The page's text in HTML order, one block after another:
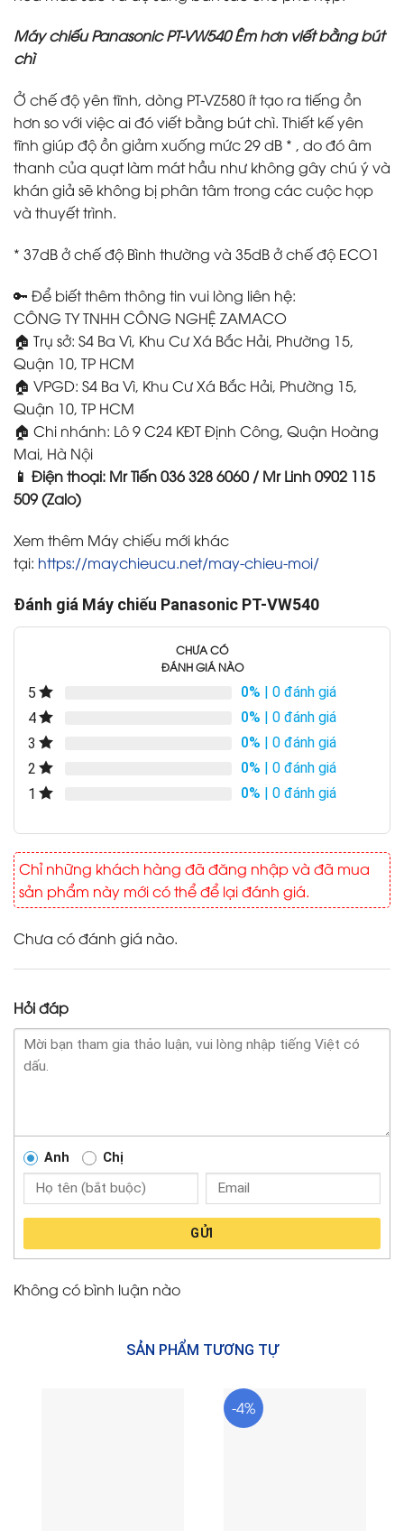
Máy chiếu Panasonic PT-VW540 Êm hơn viết bằng bút
chì
Ở chế độ yên tĩnh, dòng PT-VZ580 ít tạo ra tiếng ồn
hơn so với việc ai đó viết bằng bút chì. Thiết kế yên
tĩnh giúp độ ồn giảm xuống mức 29 dB * , do đó âm
thanh của quạt làm mát hầu như không gây chú ý và
khán giả sẽ không bị phân tâm trong các cuộc họp
và thuyết trình.
* 37dB ở chế độ Bình thường và 35dB ở chế độ ECO1
🔑 Để biết thêm thông tin vui lòng liên hệ:
CÔNG TY TNHH CÔNG NGHỆ ZAMACO
🏠 Trụ sở: S4 Ba Vì, Khu Cư Xá Bắc Hải, Phường 15,
Quận 10, TP HCM
🏠 VPGD: S4 Ba Vì, Khu Cư Xá Bắc Hải, Phường 15,
Quận 10, TP HCM
🏠 Chi nhánh: Lô 9 C24 KĐT Định Công, Quận Hoàng
Mai, Hà Nội
📱 Điện thoại: Mr Tiến 036 328 6060 / Mr Linh 0902 115
509 (Zalo)
Xem thêm Máy chiếu mới khác
tại: https://maychieucu.net/may-chieu-moi/
Đánh giá Máy chiếu Panasonic PT-VW540
CHƯA CÓ
ĐÁNH GIÁ NÀO
5 0% | 0 đánh giá
4
0% | 0 đánh giá
3
0% | 0 đánh giá
2
0% | 0 đánh giá
1
0% | 0 đánh giá
Chỉ những khách hàng đã đăng nhập và đã mua
sản phẩm này mới có thể để lại đánh giá.
Chưa có đánh giá nào.
Hỏi đáp
Anh Chị
GỬI
Không có bình luận nào
SẢN PHẨM TƯƠNG TỰ
-4%